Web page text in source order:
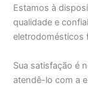
Estamos à
qualidade e
eletrodomésticos
Sua satisfação é
atendê-lo com a